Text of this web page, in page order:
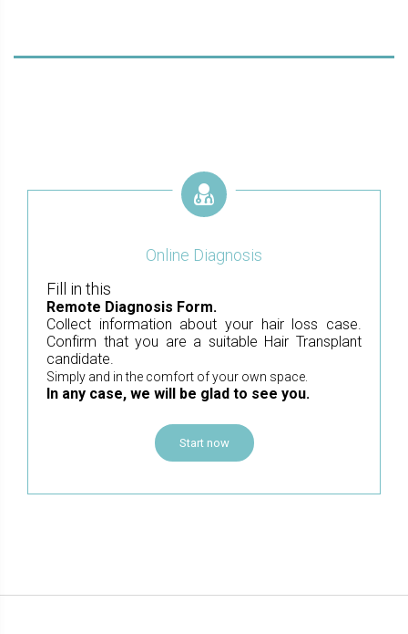
Online Diagnosis
Fill in this
Remote Diagnosis Form.
Collect information about your hair loss case.
Confirm that you are a suitable Hair Transplant
candidate.
Simply and in the comfort of your own space.
In any case, we will be glad to see you.
Start now